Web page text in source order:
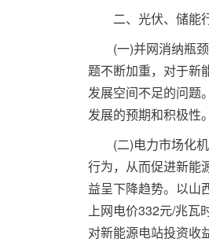
二、光伏、储能行
(一)并网消纳瓶颈
题不断加重，对于新
发展空间不足的问题
发展的预期和积极性。
(二)电力市场化机
行为，从而促进新能
益呈下降趋势。以山
上网电价332元/兆瓦
对新能源电站投资收